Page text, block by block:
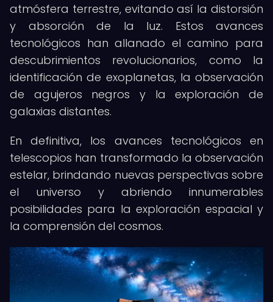
atmósfera terrestre, evitando así la distorsión
y absorción de la luz. Estos avances
tecnológicos han allanado el camino para
descubrimientos revolucionarios, como la
identificación de exoplanetas, la observación
de agujeros negros y la exploración de
galaxias distantes.
En definitiva, los avances tecnológicos en
telescopios han transformado la observación
estelar, brindando nuevas perspectivas sobre
el universo y abriendo innumerables
posibilidades para la exploración espacial y
la comprensión del cosmos.